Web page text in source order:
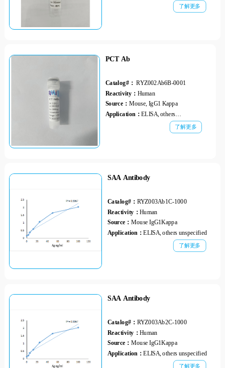
了解更多
PCT Ab
Catalog#： RYZ002Ab6B-0001
Reactivity：Human
Source：Mouse, IgG1 Kappa
Application：ELISA, others
了解更多
SAA Antibody
Catalog#：RYZ003Ab1C-1000
Reactivity：Human
Source：Mouse IgG1Kappa
Application：ELISA, others unspecified
了解更多
SAA Antibody
Catalog#：RYZ003Ab2C-1000
Reactivity：Human
Source：Mouse IgG1Kappa
Application：ELISA, others unspecified
了解更多